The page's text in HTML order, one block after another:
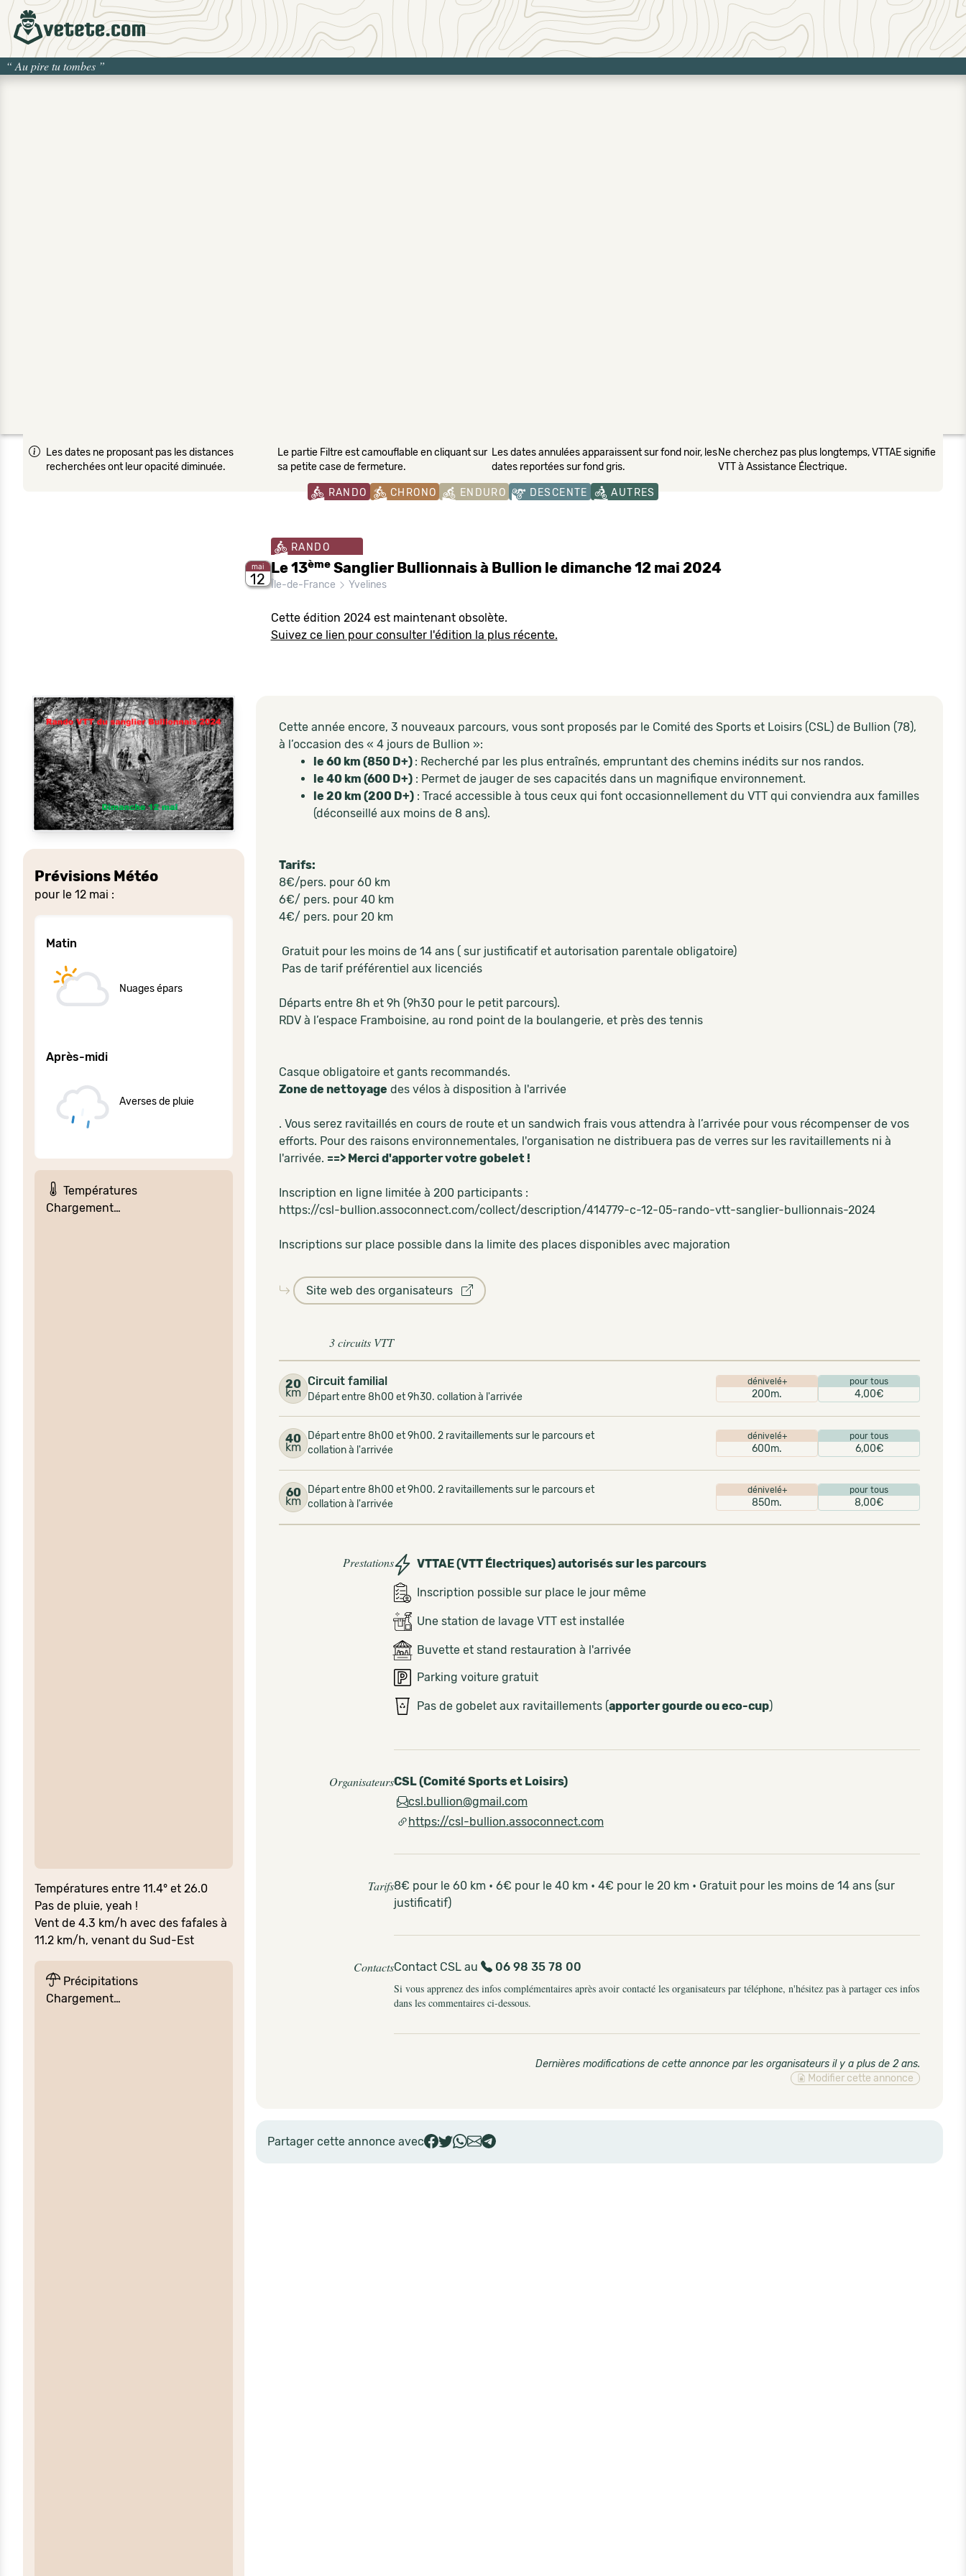
“ Au pire tu tombes ”
Les dates ne proposant pas les distances
recherchées ont leur opacité diminuée.
Le partie Filtre est camouflable en cliquant sur
sa petite case de fermeture.
Les dates annulées apparaissent sur fond noir, les
dates reportées sur fond gris.
Ne cherchez pas plus longtemps, VTTAE signifie
VTT à Assistance Électrique.
RANDO CHRONO ENDURO DESCENTE AUTRES
mai
12
RANDO
Le 13èmeSanglier Bullionnais à Bullion le dimanche 12 mai 2024
Île-de-France Yvelines
Cette édition 2024 est maintenant obsolète.
Suivez ce lien pour consulter l'édition la plus récente.
Prévisions Météo
pour le 12 mai :
Matin
Nuages épars
Après-midi
Averses de pluie
Températures
Chargement…
Températures entre 11.4° et 26.0
Pas de pluie, yeah !
Vent de 4.3 km/h avec des fafales à
11.2 km/h, venant du Sud-Est
Précipitations
Chargement…
Cette année encore, 3 nouveaux parcours, vous sont proposés par le Comité des Sports et Loisirs (CSL) de Bullion (78),
à l’occasion des « 4 jours de Bullion »:
le 60 km (850 D+) : Recherché par les plus entraînés, empruntant des chemins inédits sur nos randos.
le 40 km (600 D+) : Permet de jauger de ses capacités dans un magnifique environnement.
le 20 km (200 D+) : Tracé accessible à tous ceux qui font occasionnellement du VTT qui conviendra aux familles
(déconseillé aux moins de 8 ans).
Tarifs:
8€/pers. pour 60 km
6€/ pers. pour 40 km
4€/ pers. pour 20 km
Gratuit pour les moins de 14 ans ( sur justificatif et autorisation parentale obligatoire)
Pas de tarif préférentiel aux licenciés
Départs entre 8h et 9h (9h30 pour le petit parcours).
RDV à l’espace Framboisine, au rond point de la boulangerie, et près des tennis
Casque obligatoire et gants recommandés.
Zone de nettoyage des vélos à disposition à l'arrivée
. Vous serez ravitaillés en cours de route et un sandwich frais vous attendra à l’arrivée pour vous récompenser de vos
efforts. Pour des raisons environnementales, l'organisation ne distribuera pas de verres sur les ravitaillements ni à
l'arrivée. ==> Merci d'apporter votre gobelet !
Inscription en ligne limitée à 200 participants :
https://csl-bullion.assoconnect.com/collect/description/414779-c-12-05-rando-vtt-sanglier-bullionnais-2024
Inscriptions sur place possible dans la limite des places disponibles avec majoration
Site web des organisateurs
3 circuits VTT
20
km
Circuit familial
Départ entre 8h00 et 9h30. collation à l'arrivée
dénivelé+
200m.
pour tous
4,00€
40
km
Départ entre 8h00 et 9h00. 2 ravitaillements sur le parcours et
collation à l'arrivée
dénivelé+
600m.
pour tous
6,00€
60
km
Départ entre 8h00 et 9h00. 2 ravitaillements sur le parcours et
collation à l'arrivée
dénivelé+
850m.
pour tous
8,00€
Prestations VTTAE (VTT Électriques) autorisés sur les parcours
Inscription possible sur place le jour même
Une station de lavage VTT est installée
Buvette et stand restauration à l'arrivée
Parking voiture gratuit
Pas de gobelet aux ravitaillements (apporter gourde ou eco-cup)
OrganisateursCSL (Comité Sports et Loisirs)
csl.bullion@gmail.com
https://csl-bullion.assoconnect.com
Tarifs8€ pour le 60 km • 6€ pour le 40 km • 4€ pour le 20 km • Gratuit pour les moins de 14 ans (sur
justificatif)
ContactsContact CSL au
06 98 35 78 00
Si vous apprenez des infos complémentaires après avoir contacté les organisateurs par téléphone, n'hésitez pas à partager ces infos
dans les commentaires ci-dessous.
Dernières modifications de cette annonce par les organisateurs il y a plus de 2 ans.
Modifier cette annonce
Partager cette annonce avec